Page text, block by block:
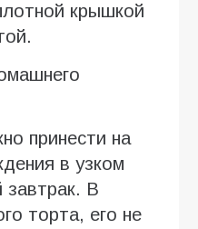
крышкой
принести на
в узком
завтрак. В
торта, его не